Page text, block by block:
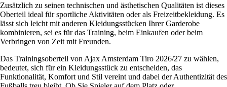
Zusätzlich zu seinen technischen und ästhetischen Qualitäten ist dieses
Oberteil ideal für sportliche Aktivitäten oder als Freizeitbekleidung. Es
lässt sich leicht mit anderen Kleidungsstücken Ihrer Garderobe
kombinieren, sei es für das Training, beim Einkaufen oder beim
Verbringen von Zeit mit Freunden.
Das Trainingsoberteil von Ajax Amsterdam Tiro 2026/27 zu wählen,
bedeutet, sich für ein Kleidungsstück zu entscheiden, das
Funktionalität, Komfort und Stil vereint und dabei der Authentizität des